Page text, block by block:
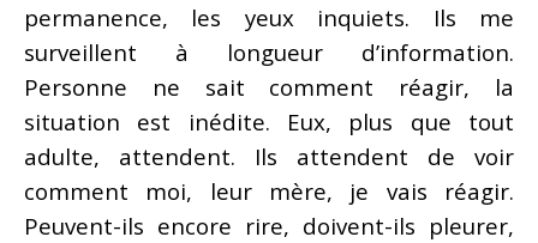
permanence, les yeux inquiets. Ils me
surveillent à longueur d’information.
Personne ne sait comment réagir, la
situation est inédite. Eux, plus que tout
adulte, attendent. Ils attendent de voir
comment moi, leur mère, je vais réagir.
Peuvent-ils encore rire, doivent-ils pleurer,